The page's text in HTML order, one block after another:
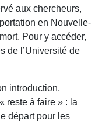
aux chercheurs,
en Nouvelle-
Pour y accéder,
de l’Université de
introduction,
reste à faire » : la
départ pour les